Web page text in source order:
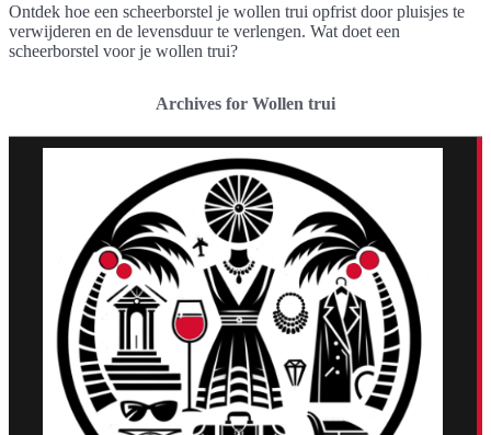
Ontdek hoe een scheerborstel je wollen trui opfrist door pluisjes te
verwijderen en de levensduur te verlengen. Wat doet een
scheerborstel voor je wollen trui?
Archives for Wollen trui